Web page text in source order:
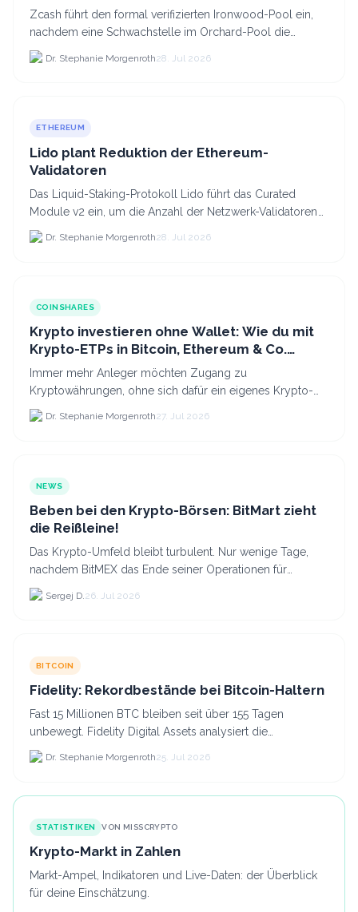
Zcash führt den formal verifizierten Ironwood-Pool ein,
nachdem eine Schwachstelle im Orchard-Pool die
Erstellung gefälschter ZEC-Token ermöglichte.
Dr. Stephanie Morgenroth28. Jul 2026
ETHEREUM
Lido plant Reduktion der Ethereum-
Validatoren
Das Liquid-Staking-Protokoll Lido führt das Curated
Module v2 ein, um die Anzahl der Netzwerk-Validatoren
von 880.000 auf etwa 628.
Dr. Stephanie Morgenroth28. Jul 2026
COINSHARES
Krypto investieren ohne Wallet: Wie du mit
Krypto-ETPs in Bitcoin, Ethereum & Co.
anlegst
Immer mehr Anleger möchten Zugang zu
Kryptowährungen, ohne sich dafür ein eigenes Krypto-
Wallet einrichten zu müssen. Dazu kommt, dass viele
nicht nur Bitcoin h...
Dr. Stephanie Morgenroth27. Jul 2026
NEWS
Beben bei den Krypto-Börsen: BitMart zieht
die Reißleine!
Das Krypto-Umfeld bleibt turbulent. Nur wenige Tage,
nachdem BitMEX das Ende seiner Operationen für
September 2026 bekannt gegeben hat, zieht nun die
nächste gr...
Sergej D.26. Jul 2026
BITCOIN
Fidelity: Rekordbestände bei Bitcoin-Haltern
Fast 15 Millionen BTC bleiben seit über 155 Tagen
unbewegt. Fidelity Digital Assets analysiert die
Anlegerüberzeugung trotz Kursverlusten und einem
BTC-Preis.
Dr. Stephanie Morgenroth25. Jul 2026
STATISTIKEN VON MISSCRYPTO
Krypto-Markt in Zahlen
Markt-Ampel, Indikatoren und Live-Daten: der Überblick
für deine Einschätzung.